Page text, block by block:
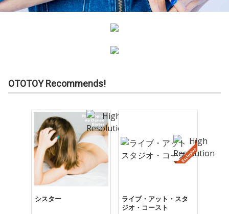
OTOTOY Recommends!
シスター
ライブ・アット・スタ
ジオ・コースト